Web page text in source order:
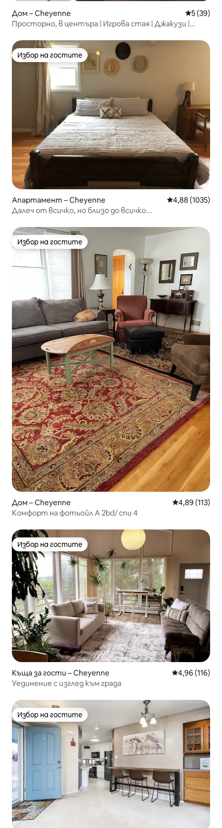
Дом – Cheyenne Средна
5 (39)
Просторно, в центъра | Игрова стая | Джакузи |
Избор на гостите
Избор на гостите
Апартамент – Cheyenne Средна
4,88 (1035)
Далеч от всичко, но близо до всичко...
Избор на гостите
Избор на гостите
Дом – Cheyenne Средна
4,89 (113)
Комфорт на фотьойл A 2bd/ спи 4
Избор на гостите
Избор на гостите
Къща за гости – Cheyenne Средна
4,96 (116)
Уединение с изглед към града
Избор на гостите
Избор на гостите